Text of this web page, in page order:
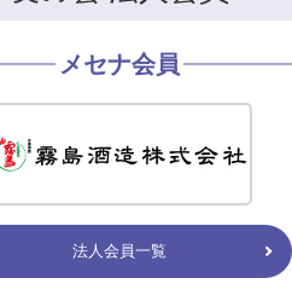
メセナ会員
法人会員一覧